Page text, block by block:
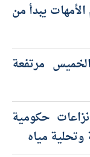
ولحم الأمهات يبدأ من
مرتفعة
100 تسوية نزاعات حكومية
مياه